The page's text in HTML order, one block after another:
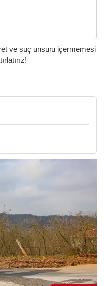
ve suç unsuru içermemesi